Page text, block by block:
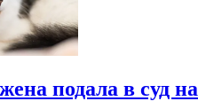
подала в суд